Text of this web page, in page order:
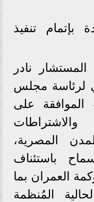
بإتمام تنفيذ
نادر
لرئاسة مجلس
الموافقة على
المصرية،
باستئناف
العمران بما
المُنظمة